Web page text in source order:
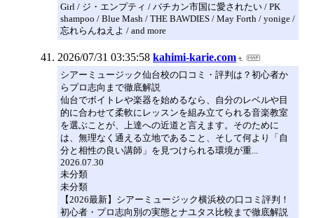
Girl / ジ・エンプティ / バチカン市国に愛されたい / PK
shampoo / Blue Mash / THE BAWDIES / May Forth / yonige /
忘れらんねえよ / and more
2026/07/31 03:35:58 kahimi-karie.com
シアーミュージック仙台校の口コミ・評判は？初心者か
らプロ志向まで徹底解説
仙台でボイトレや楽器を始めるなら、自分のレベルや目
的に合わせて柔軟にレッスンを組み立てられる音楽教室
を選ぶことが、上達への近道と言えます。そのために
は、無理なく通える立地であること、そして何より「自
分と相性の良い講師」を見つけられる環境が重...
2026.07.30
未分類
未分類
【2026最新】シアーミュージック横浜校の口コミ評判！
初心者・プロ志向別の実態とナユタス比較まで徹底解説